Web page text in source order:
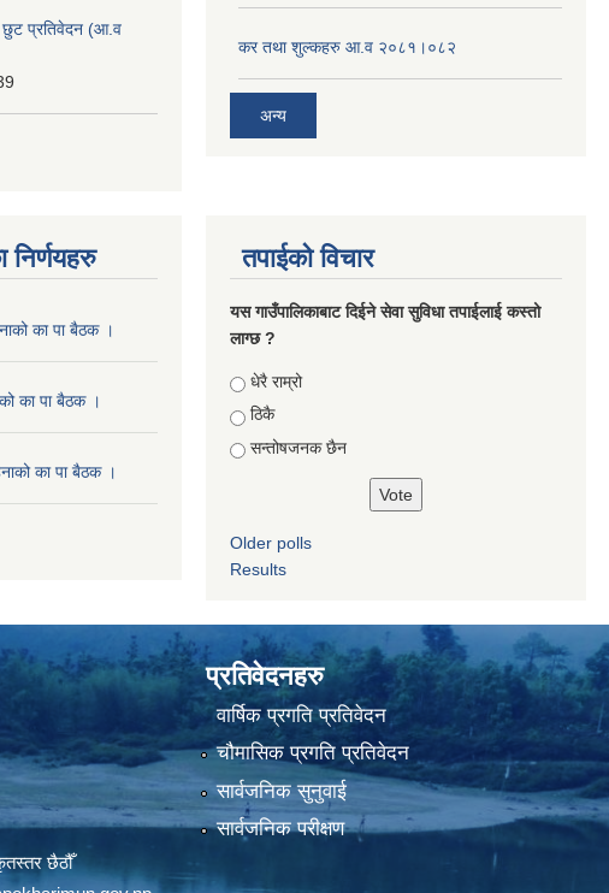
छुट प्रतिवेदन (आ.व
कर तथा शुल्कहरु आ.व २०८१।०८२
अन्य
निर्णयहरु
का पा बैठक ।
का पा बैठक ।
का पा बैठक ।
तपाईको विचार
यस गाउँपालिकाबाट दिईने सेवा सुविधा तपाईलाई कस्तो
लाग्छ ?
Choices
धेरै राम्रो
ठिकै
सन्तोषजनक छैन
Older polls
Results
छैठौँ
प्रतिवेदनहरु
वार्षिक प्रगति प्रतिवेदन
चौमासिक प्रगति प्रतिवेदन
सार्वजनिक सुनुवाई
सार्वजनिक परीक्षण